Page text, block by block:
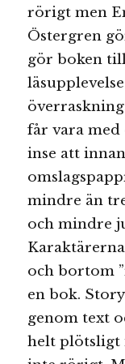
rörigt men
Östergren
gör boken
får vara med
inse att
mindre än
och mindre
och bortom
en bok.
genom text
helt plötsligt